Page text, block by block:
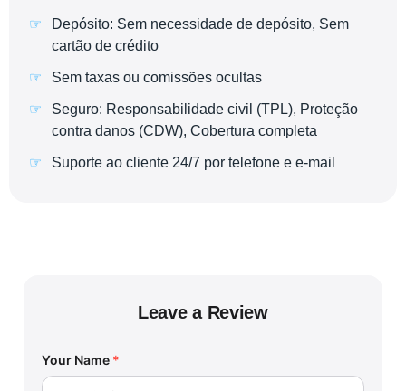
Depósito: Sem necessidade de depósito, Sem
cartão de crédito
Sem taxas ou comissões ocultas
Seguro: Responsabilidade civil (TPL), Proteção
contra danos (CDW), Cobertura completa
Suporte ao cliente 24/7 por telefone e e-mail
Leave a Review
Your Name *